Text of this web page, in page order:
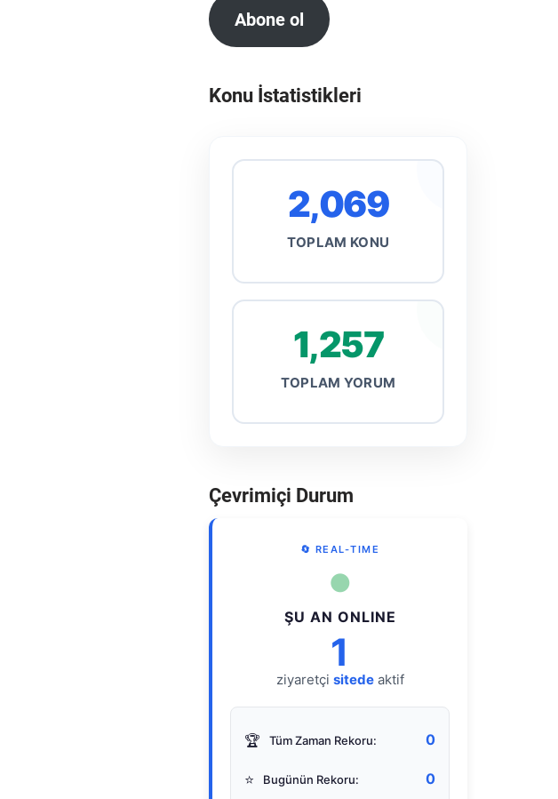
Abone ol
Konu İstatistikleri
2,069
TOPLAM KONU
1,257
TOPLAM YORUM
Çevrimiçi Durum
🔄 REAL-TIME
●
ŞU AN ONLINE
1
ziyaretçi sitedeaktif
🏆 Tüm Zaman Rekoru: 0
⭐ Bugünün Rekoru: 0